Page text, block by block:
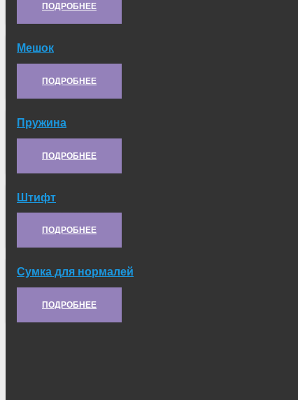
ПОДРОБНЕЕ
Мешок
Артикул:6.61.071
ПОДРОБНЕЕ
Пружина
Артикул:21.10.383
ПОДРОБНЕЕ
Штифт
Артикул:А5.30.106
ПОДРОБНЕЕ
Сумка для нормалей
Артикул:21.61.046
ПОДРОБНЕЕ